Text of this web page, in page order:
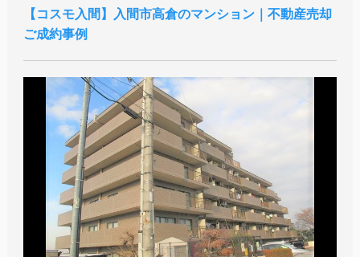
コスモ入間
入間市高倉のマンション｜不動産売却
ご成約事例